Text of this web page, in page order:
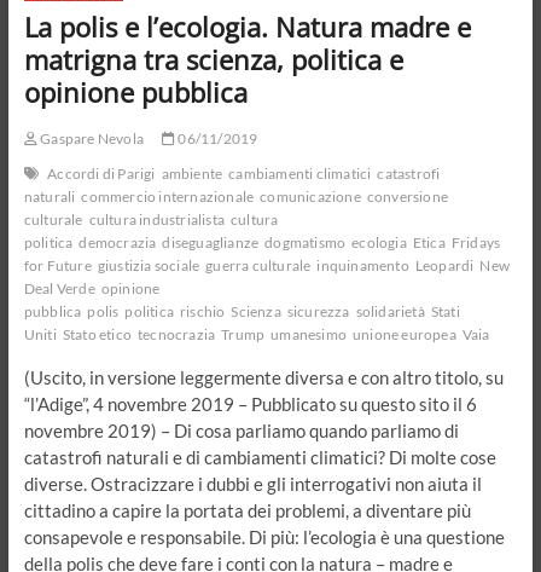
“polli”
i
veri
stupidi.
L’ora
doveri
verso
la
comunità
La polis e l’ecologia. Natura madre e
matrigna tra scienza, politica e
opinione pubblica
Gaspare Nevola
06/11/2019
Accordi di Parigi ambiente cambiamenti climatici catastrofi
naturali commercio internazionale comunicazione conversione
culturale cultura industrialista cultura
politica democrazia diseguaglianze dogmatismo ecologia Etica Fridays
for Future giustizia sociale guerra culturale inquinamento Leopardi New
Deal Verde opinione
pubblica polis politica rischio Scienza sicurezza solidarietà Stati
Uniti Stato etico tecnocrazia Trump umanesimo unione europea Vaia
(Uscito, in versione leggermente diversa e con altro titolo, su
“l’Adige”, 4 novembre 2019 – Pubblicato su questo sito il 6
novembre 2019) – Di cosa parliamo quando parliamo di
catastrofi naturali e di cambiamenti climatici? Di molte cose
diverse. Ostracizzare i dubbi e gli interrogativi non aiuta il
cittadino a capire la portata dei problemi, a diventare più
consapevole e responsabile. Di più: l’ecologia è una questione
della polis che deve fare i conti con la natura – madre e